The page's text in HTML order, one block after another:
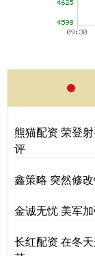
熊猫配资 荣登
评
鑫策略 突然修
金诚无忧 美军
长红配资 在冬